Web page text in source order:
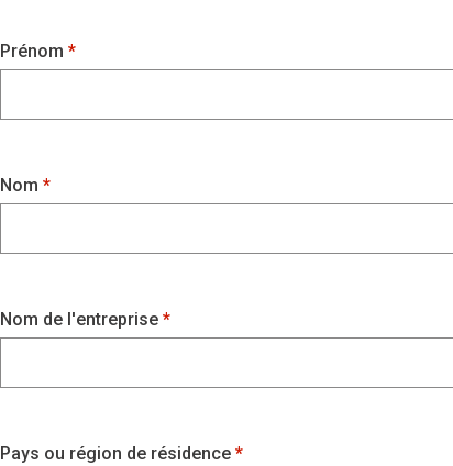
Prénom
Nom
Nom de l'entreprise
Pays ou région de résidence